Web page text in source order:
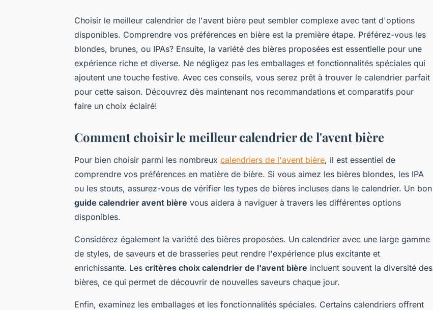
Choisir le meilleur calendrier de l'avent bière peut sembler complexe avec tant d'options
disponibles. Comprendre vos préférences en bière est la première étape. Préférez-vous les
blondes, brunes, ou IPAs? Ensuite, la variété des bières proposées est essentielle pour une
expérience riche et diverse. Ne négligez pas les emballages et fonctionnalités spéciales qui
ajoutent une touche festive. Avec ces conseils, vous serez prêt à trouver le calendrier parfait
pour cette saison. Découvrez dès maintenant nos recommandations et comparatifs pour
faire un choix éclairé!
Comment choisir le meilleur calendrier de l'avent bière
Pour bien choisir parmi les nombreux calendriers de l'avent bière, il est essentiel de
comprendre vos préférences en matière de bière. Si vous aimez les bières blondes, les IPA
ou les stouts, assurez-vous de vérifier les types de bières incluses dans le calendrier. Un bon
guide calendrier avent bière vous aidera à naviguer à travers les différentes options
disponibles.
Considérez également la variété des bières proposées. Un calendrier avec une large gamme
de styles, de saveurs et de brasseries peut rendre l'expérience plus excitante et
enrichissante. Les critères choix calendrier de l'avent bière incluent souvent la diversité des
bières, ce qui permet de découvrir de nouvelles saveurs chaque jour.
Enfin, examinez les emballages et les fonctionnalités spéciales. Certains calendriers offrent